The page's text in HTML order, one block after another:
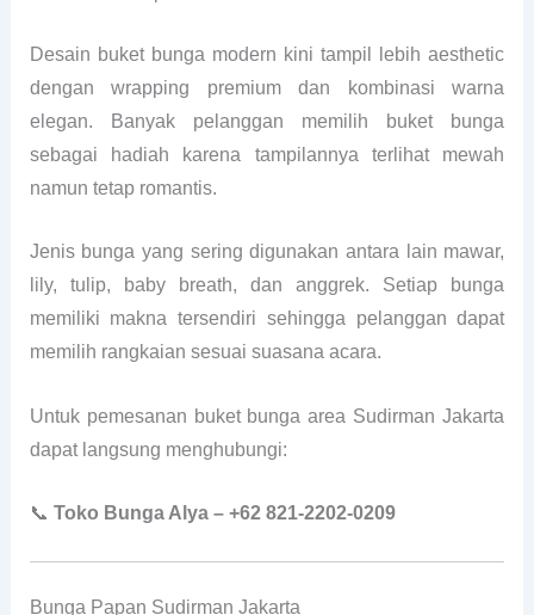
Desain buket bunga modern kini tampil lebih aesthetic
dengan wrapping premium dan kombinasi warna
elegan. Banyak pelanggan memilih buket bunga
sebagai hadiah karena tampilannya terlihat mewah
namun tetap romantis.
Jenis bunga yang sering digunakan antara lain mawar,
lily, tulip, baby breath, dan anggrek. Setiap bunga
memiliki makna tersendiri sehingga pelanggan dapat
memilih rangkaian sesuai suasana acara.
Untuk pemesanan buket bunga area Sudirman Jakarta
dapat langsung menghubungi:
📞 Toko Bunga Alya – +62 821-2202-0209
Bunga Papan Sudirman Jakarta